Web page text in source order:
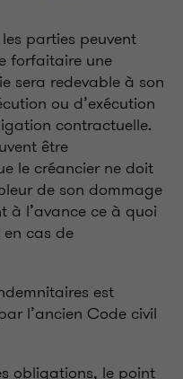
parties peuvent
forfaitaire une
sera redevable à son
ou d’exécution
contractuelle.
être
le créancier ne doit
de son dommage
à l’avance ce à quoi
cas de
est
l’ancien Code civil
obligations, le point